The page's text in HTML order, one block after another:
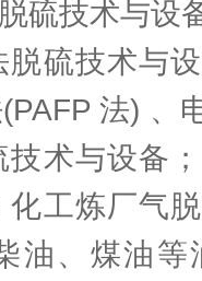
硫技术与设
硫技术与
法) 、
术与设备
化工炼厂气
油、煤油等